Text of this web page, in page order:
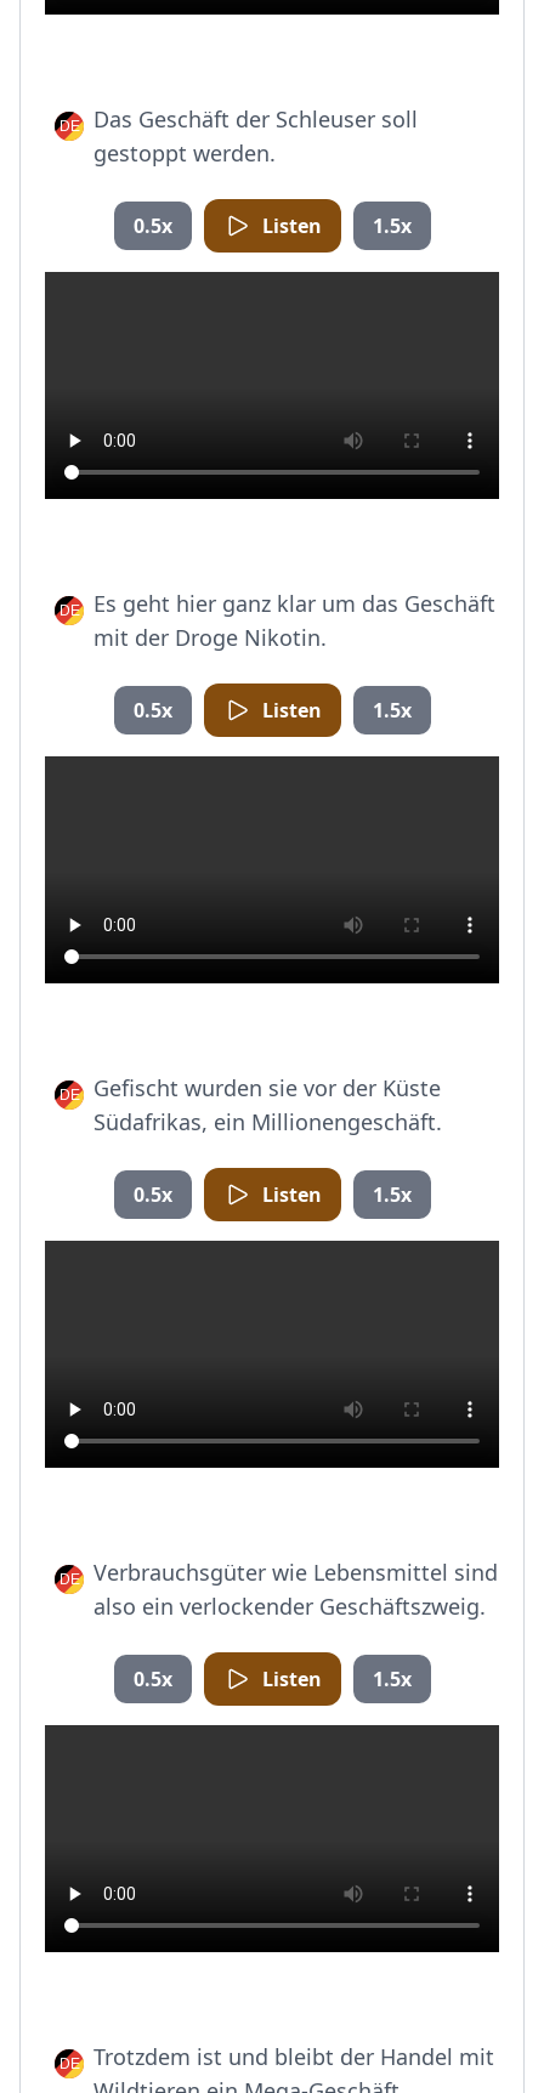
Das Geschäft der Schleuser soll
gestoppt werden.
0.5x Listen 1.5x
Es geht hier ganz klar um das Geschäft
mit der Droge Nikotin.
0.5x Listen 1.5x
Gefischt wurden sie vor der Küste
Südafrikas, ein Millionengeschäft.
0.5x Listen 1.5x
Verbrauchsgüter wie Lebensmittel sind
also ein verlockender Geschäftszweig.
0.5x Listen 1.5x
Trotzdem ist und bleibt der Handel mit